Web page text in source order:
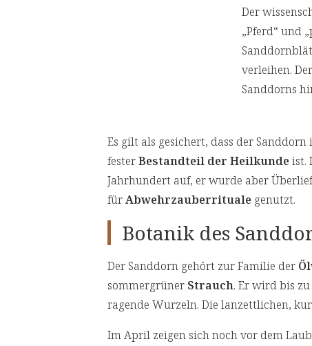
Der
„Pferd“ und
verleihen.
Sanddorns
Es gilt als gesichert, dass der Sanddorn
festerBestandteil der Heilkundeist.
Jahrhundert auf, er wurde aber
fürAbwehrzauberritualegenutzt.
Botanik des
Der Sanddorn gehört zur Familie der
sommergrüner Strauch. Er wird bis
ragende Wurzeln. Die lanzettlichen,
Im April zeigen sich noch vor dem